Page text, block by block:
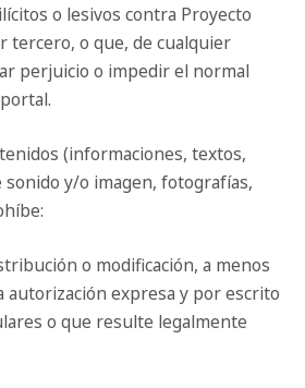
o lesivos contra Proyecto
tercero, o que, de cualquier
perjuicio o impedir el normal
(informaciones, textos,
sonido y/o imagen, fotografías,
o modificación, a menos
autorización expresa y por escrito
o que resulte legalmente